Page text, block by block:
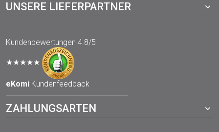
UNSERE LIEFERPARTNER
Kundenbewertungen 4.8/5
★★★★★
eKomi Kundenfeedback
ZAHLUNGSARTEN